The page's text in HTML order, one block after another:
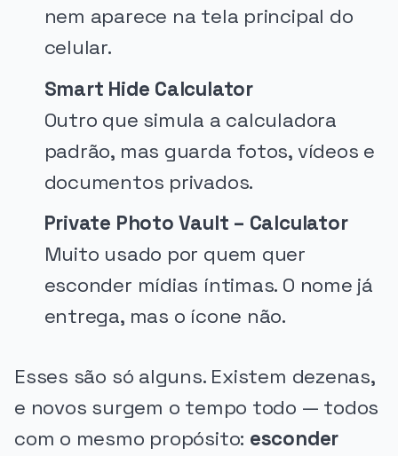
nem aparece na tela principal do
celular.
Smart Hide Calculator
Outro que simula a calculadora
padrão, mas guarda fotos, vídeos e
documentos privados.
Private Photo Vault – Calculator
Muito usado por quem quer
esconder mídias íntimas. O nome já
entrega, mas o ícone não.
Esses são só alguns. Existem dezenas,
e novos surgem o tempo todo — todos
com o mesmo propósito: esconder